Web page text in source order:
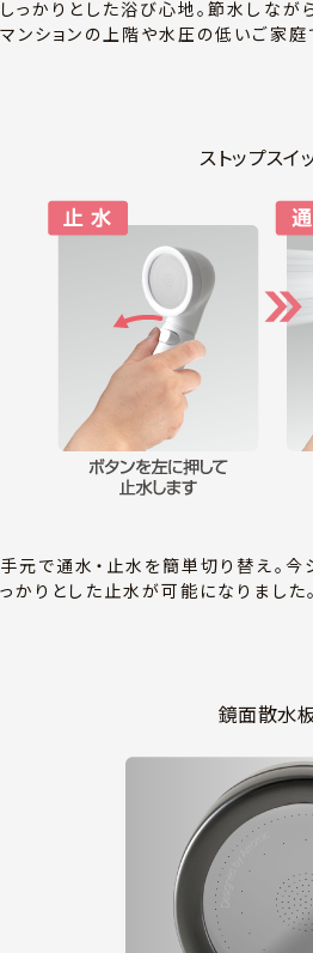
しっかりとした浴び心地。節水しなが
マンションの上階や水圧の低いご家庭
ストップスイ
手元で通水・止水を簡単切り替え。今
っかりとした止水が可能になりました。
鏡面散水